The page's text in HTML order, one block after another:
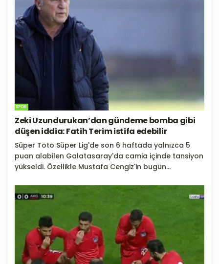
SPOR
Zeki Uzundurukan’dan gündeme bomba gibi
düşen iddia: Fatih Terim istifa edebilir
Süper Toto Süper Lig'de son 6 haftada yalnızca 5
puan alabilen Galatasaray'da camia içinde tansiyon
yükseldi. Özellikle Mustafa Cengiz'in bugün...